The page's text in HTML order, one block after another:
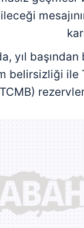
uygun olarak
yıl
belirsizliği ile